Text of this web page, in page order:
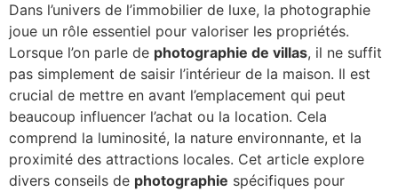
Dans l’univers de l’immobilier de luxe, la photographie
joue un rôle essentiel pour valoriser les propriétés.
Lorsque l’on parle de photographie de villas, il ne suffit
pas simplement de saisir l’intérieur de la maison. Il est
crucial de mettre en avant l’emplacement qui peut
beaucoup influencer l’achat ou la location. Cela
comprend la luminosité, la nature environnante, et la
proximité des attractions locales. Cet article explore
divers conseils de photographie spécifiques pour